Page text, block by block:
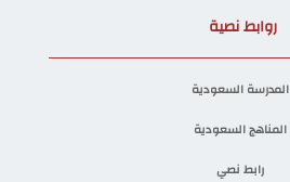
روابط نصية
المدرسة السعودية
المناهج السعودية
رابط نصي